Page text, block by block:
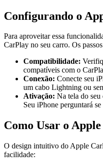
Configurando o
Para aproveitar essa
CarPlay no seu carro. Os
Compatibilidade:
compatíveis com o
Conexão: Conecte seu
um cabo Lightning ou
Ativação: Na tela do seu
Seu iPhone perguntará
Como Usar o
O design intuitivo do Apple
facilidade: